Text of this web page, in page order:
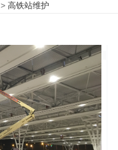
> 高铁站维护